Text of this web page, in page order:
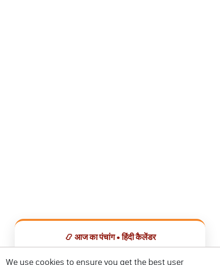
📿 आज का पंचांग • हिंदी कैलेंडर
We use cookies to ensure you get the best user